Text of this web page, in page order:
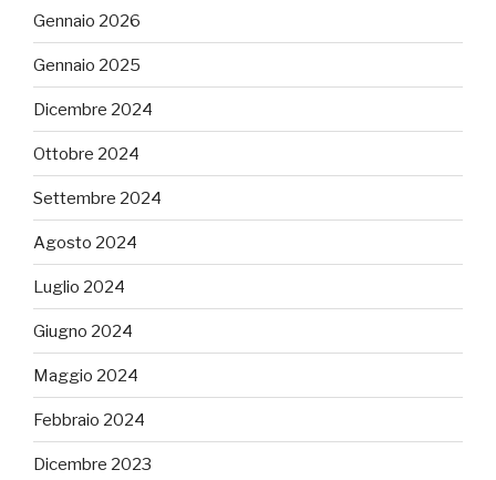
Gennaio 2026
Gennaio 2025
Dicembre 2024
Ottobre 2024
Settembre 2024
Agosto 2024
Luglio 2024
Giugno 2024
Maggio 2024
Febbraio 2024
Dicembre 2023